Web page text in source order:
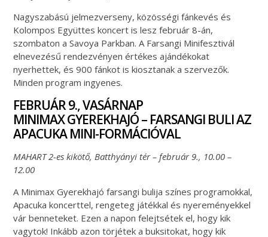
Nagyszabású jelmezverseny, közösségi fánkevés és
Kolompos Együttes koncert is lesz február 8-án,
szombaton a Savoya Parkban. A Farsangi Minifesztivál
elnevezésű rendezvényen értékes ajándékokat
nyerhettek, és 900 fánkot is kiosztanak a szervezők.
Minden program ingyenes.
FEBRUÁR 9., VASÁRNAP
MINIMAX GYEREKHAJÓ – FARSANGI BULI AZ
APACUKA MINI-FORMÁCIÓVAL
MAHART 2-es kikötő, Batthyányi tér – február 9., 10.00 –
12.00
A Minimax Gyerekhajó farsangi bulija színes programokkal,
Apacuka koncerttel, rengeteg játékkal és nyereményekkel
vár benneteket. Ezen a napon felejtsétek el, hogy kik
vagytok! Inkább azon törjétek a buksitokat, hogy kik